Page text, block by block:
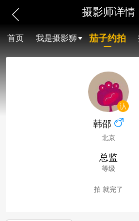
摄影师详情
首页 我是摄影狮 茄子约拍
韩邵
北京
总监
等级
拍 就完了